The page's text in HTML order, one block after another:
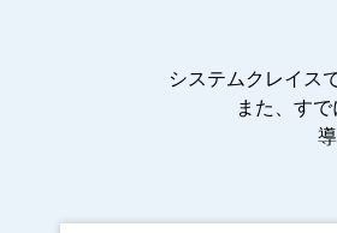
システムクレイス
また、す